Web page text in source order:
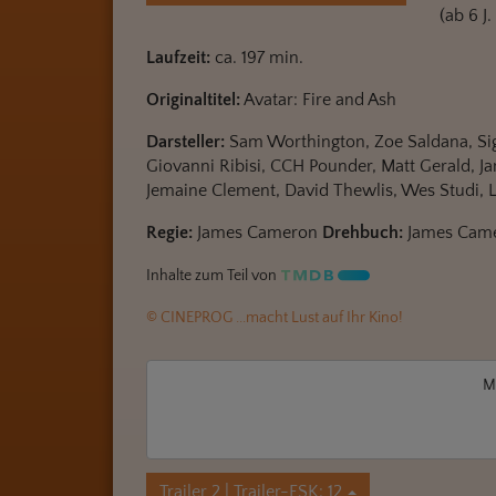
(ab 6
Laufzeit: ca. 197 min.
Originaltitel: Avatar: Fire and Ash
Darsteller: Sam Worthington, Zoe Saldana,
Giovanni Ribisi, CCH Pounder, Matt Gerald,
Jemaine Clement, David Thewlis, Wes Studi,
Regie: James Cameron Drehbuch: James
Inhalte zum Teil von
© CINEPROG ...macht Lust auf Ihr Kino!
Trailer 2 | Trailer-FSK: 12